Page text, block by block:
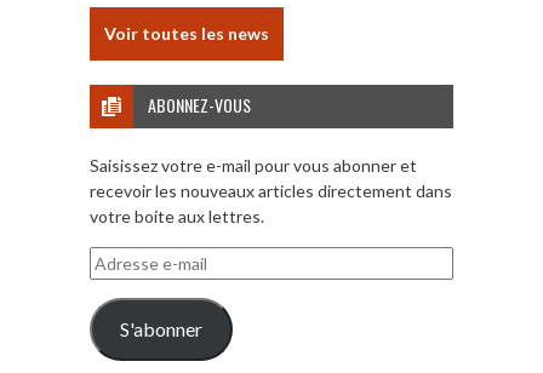
Voir toutes les news
ABONNEZ-VOUS
Saisissez votre e-mail pour vous abonner et
recevoir les nouveaux articles directement dans
votre boite aux lettres.
Adresse
e-
mail
S'abonner